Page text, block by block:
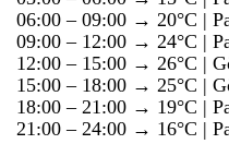
06:00 – 09:00 → 20°C |
09:00 – 12:00 → 24°C |
12:00 – 15:00 → 26°C |
15:00 – 18:00 → 25°C |
18:00 – 21:00 → 19°C |
21:00 – 24:00 → 16°C |